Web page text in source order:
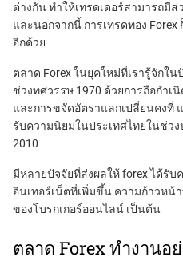
ต่างกัน ทำให้เทรดเดอร์สามารถมี
และนอกจากนี้ การเทรดทอง Forex
อีกด้วย
ตลาด Forex ในยุคใหม่ที่เรารู้จักใ
ช่วงทศวรรษ 1970 ด้วยการถือกำเ
และการขจัดอัตราแลกเปลี่ยนคงที่
รับความนิยมในประเทศไทยในช่ว
2010
มีหลายปัจจัยที่ส่งผลให้ forex ได้รับ
อินเทอร์เน็ตที่เพิ่มขึ้น ความก้าวหน้
ของโบรกเกอร์ออนไลน์ เป็นต้น
ตลาด Forex ทำงานอ